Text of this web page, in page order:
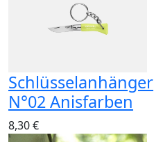
Schlüsselanhänger
N°02 Anisfarben
8,30 €